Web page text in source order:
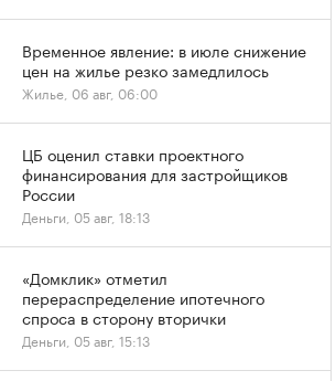
Временное явление: в июле снижение
цен на жилье резко замедлилось
Жилье, 06 авг, 06:00
ЦБ оценил ставки проектного
финансирования для застройщиков
России
Деньги, 05 авг, 18:13
«Домклик» отметил
перераспределение ипотечного
спроса в сторону вторички
Деньги, 05 авг, 15:13